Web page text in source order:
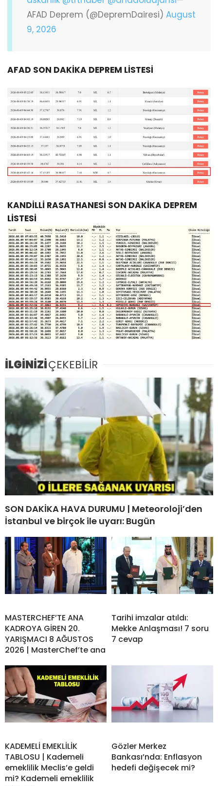
AFAD Deprem (@DepremDairesi) August
9, 2026
AFAD SON DAKİKA DEPREM LİSTESİ
KANDİLLİ RASATHANESİ SON DAKİKA DEPREM
LİSTESİ
İLGİNİZİÇEKEBİLİR
SON DAKİKA HAVA DURUMU | Meteoroloji’den
İstanbul ve birçok ile uyarı: Bugün
MASTERCHEF’TE ANA
KADROYA GİREN 20.
YARIŞMACI 8 AĞUSTOS
2026 | MasterChef’te ana
Tarihi imzalar atıldı:
Mekke Anlaşması! 7 soru
7 cevap
KADEMELİ EMEKLİLİK
TABLOSU | Kademeli
emeklilik Meclis’e geldi
mi? Kademeli emeklilik
Gözler Merkez
Bankası’nda: Enflasyon
hedefi değişecek mi?